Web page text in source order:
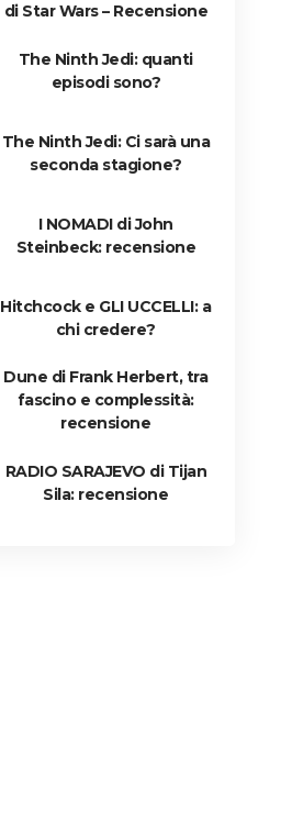
di Star Wars – Recensione
The Ninth Jedi: quanti
episodi sono?
The Ninth Jedi: Ci sarà una
seconda stagione?
I NOMADI di John
Steinbeck: recensione
Hitchcock e GLI UCCELLI: a
chi credere?
Dune di Frank Herbert, tra
fascino e complessità:
recensione
RADIO SARAJEVO di Tijan
Sila: recensione